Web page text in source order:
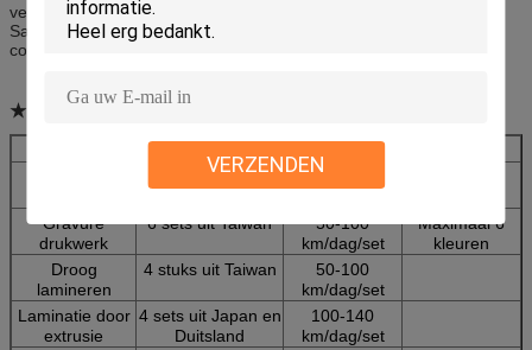
VERZENDEN
vermindert de dikte van de buisDe gelamineerde buizen van
Sanying hebben de traditionele co-extrudeerde buizen in
cosmetische verpakkingen vervangen.
★Machinelijst:
2 sets uit Duitsland
4800-5400
Gravure
drukwerk
6 sets uit Taiwan
50-100
km/dag/set
Maximaal 6
kleuren
Droog
lamineren
4 stuks uit Taiwan
50-100
km/dag/set
Laminatie door
extrusie
4 sets uit Japan en
Duitsland
100-140
km/dag/set